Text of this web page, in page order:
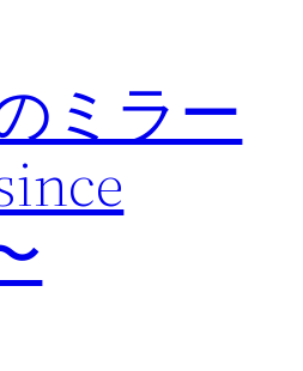
ミラー